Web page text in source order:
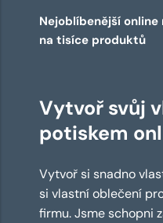
Nejoblíbenější
na tisíce produktů
Vytvoř svůj
potiskem
Vytvoř si snadno
si vlastní oblečení
firmu. Jsme schopni